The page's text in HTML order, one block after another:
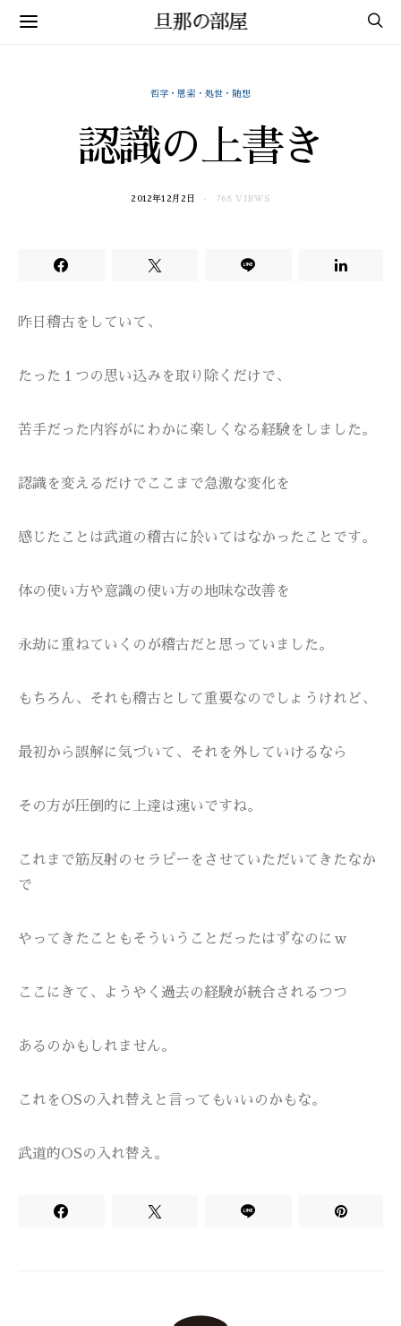
旦那の部屋
哲学・思索・処世・随想
認識の上書き
2012年12月2日 768 VIEWS
昨日稽古をしていて、
たった１つの思い込みを取り除くだけで、
苦手だった内容がにわかに楽しくなる経験をしました。
認識を変えるだけでここまで急激な変化を
感じたことは武道の稽古に於いてはなかったことです。
体の使い方や意識の使い方の地味な改善を
永劫に重ねていくのが稽古だと思っていました。
もちろん、それも稽古として重要なのでしょうけれど、
最初から誤解に気づいて、それを外していけるなら
その方が圧倒的に上達は速いですね。
これまで筋反射のセラピーをさせていただいてきたなか
で
やってきたこともそういうことだったはずなのにｗ
ここにきて、ようやく過去の経験が統合されるつつ
あるのかもしれません。
これをOSの入れ替えと言ってもいいのかもな。
武道的OSの入れ替え。